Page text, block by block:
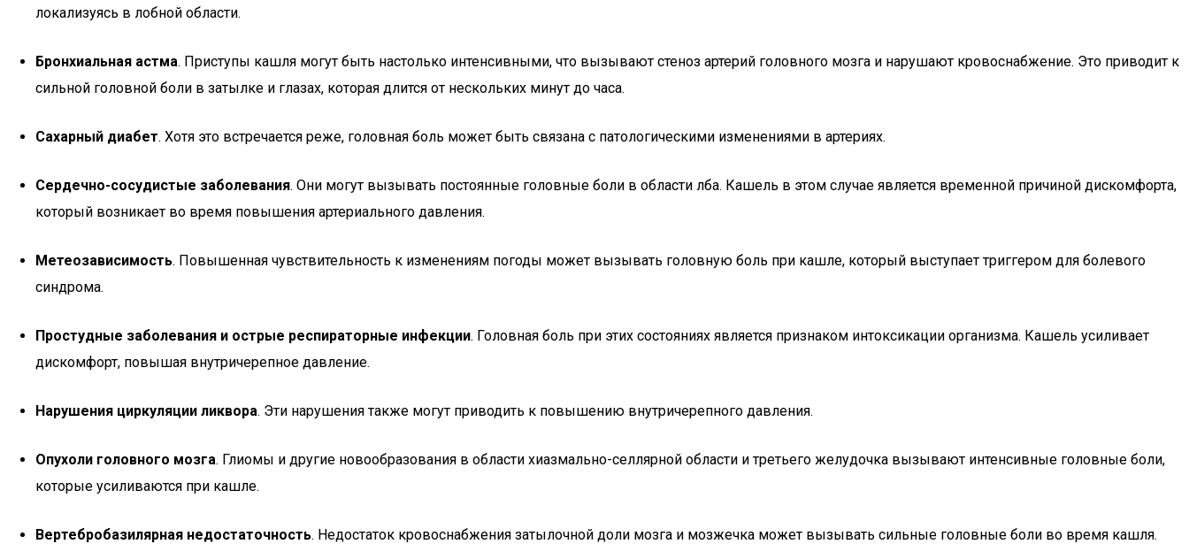
локализуясь в лобной области.
Бронхиальная астма. Приступы кашля могут быть настолько интенсивными, что вызывают стеноз артерий головного мозга и нарушают кровоснабжение. Это приводит к
сильной головной боли в затылке и глазах, которая длится от нескольких минут до часа.
Сахарный диабет. Хотя это встречается реже, головная боль может быть связана с патологическими изменениями в артериях.
Сердечно-сосудистые заболевания. Они могут вызывать постоянные головные боли в области лба. Кашель в этом случае является временной причиной дискомфорта,
который возникает во время повышения артериального давления.
Метеозависимость. Повышенная чувствительность к изменениям погоды может вызывать головную боль при кашле, который выступает триггером для болевого
синдрома.
Простудные заболевания и острые респираторные инфекции. Головная боль при этих состояниях является признаком интоксикации организма. Кашель усиливает
дискомфорт, повышая внутричерепное давление.
Нарушения циркуляции ликвора. Эти нарушения также могут приводить к повышению внутричерепного давления.
Опухоли головного мозга. Глиомы и другие новообразования в области хиазмально-селлярной области и третьего желудочка вызывают интенсивные головные боли,
которые усиливаются при кашле.
Вертебробазилярная недостаточность. Недостаток кровоснабжения затылочной доли мозга и мозжечка может вызывать сильные головные боли во время кашля.